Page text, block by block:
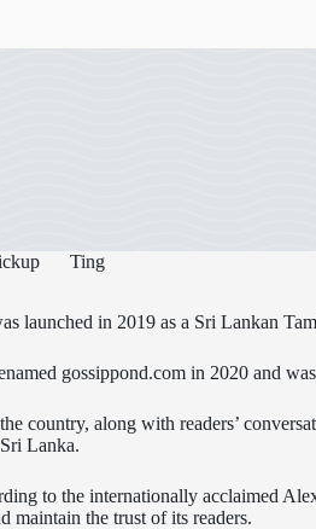
Ting
launched in 2019 as a Sri Lankan
gossippond.com in 2020 and
country, along with readers’
Lanka.
to the internationally acclaimed
maintain the trust of its readers.